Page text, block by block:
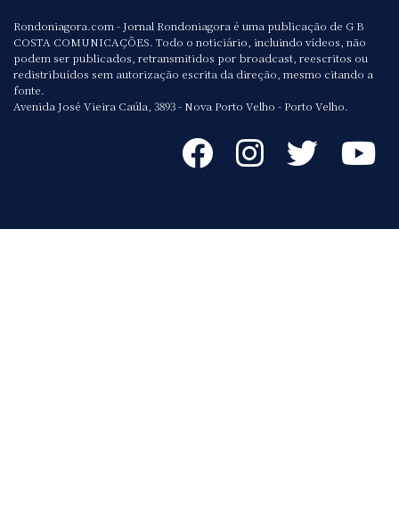
Rondoniagora.com - Jornal Rondoniagora é uma publicação de G B
COSTA COMUNICAÇÕES. Todo o noticiário, incluindo vídeos, não
podem ser publicados, retransmitidos por broadcast, reescritos ou
redistribuídos sem autorização escrita da direção, mesmo citando a
fonte.
Avenida José Vieira Caúla, 3893 - Nova Porto Velho - Porto Velho.